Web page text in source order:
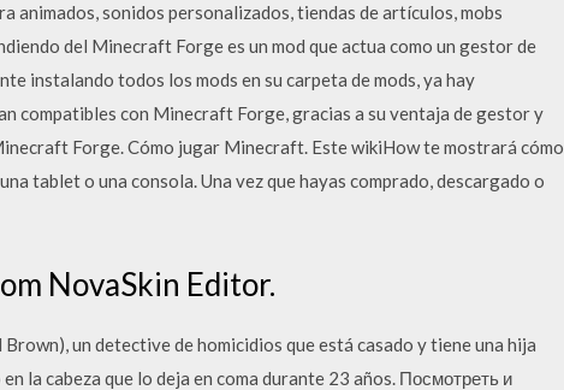
animados, sonidos personalizados, tiendas de artículos, mobs
del Minecraft Forge es un mod que actua como un gestor de
instalando todos los mods en su carpeta de mods, ya hay
compatibles con Minecraft Forge, gracias a su ventaja de gestor y
Forge. Cómo jugar Minecraft. Este wikiHow te mostrará cómo
tablet o una consola. Una vez que hayas comprado, descargado o
NovaSkin Editor.
un detective de homicidios que está casado y tiene una hija
la cabeza que lo deja en coma durante 23 años. Посмотреть и